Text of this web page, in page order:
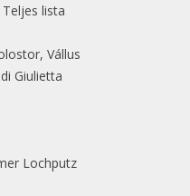
lista
Vállus
Giulietta
Lochputz